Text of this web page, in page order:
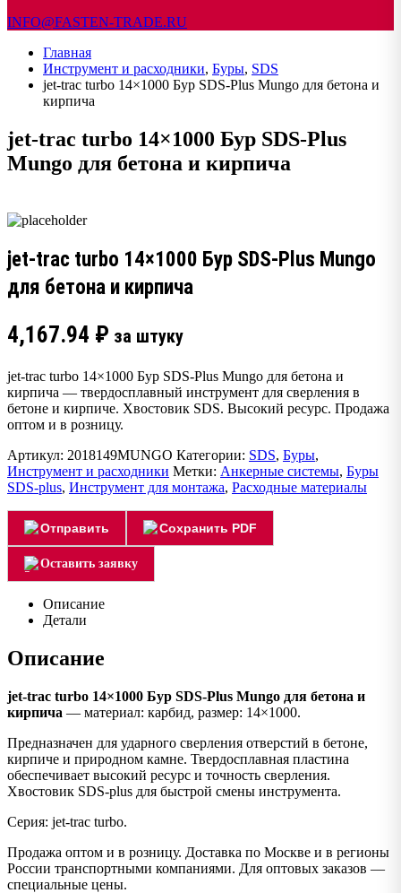
INFO@FASTEN-TRADE.RU
Главная
Инструмент и расходники, Буры, SDS
jet-trac turbo 14×1000 Бур SDS-Plus Mungo для бетона и
кирпича
jet-trac turbo 14×1000 Бур SDS-Plus
Mungo для бетона и кирпича
jet-trac turbo 14×1000 Бур SDS-Plus Mungo
для бетона и кирпича
4,167.94 ₽ за штуку
jet-trac turbo 14×1000 Бур SDS-Plus Mungo для бетона и
кирпича — твердосплавный инструмент для сверления в
бетоне и кирпиче. Хвостовик SDS. Высокий ресурс. Продажа
оптом и в розницу.
Артикул: 2018149MUNGO Категории: SDS, Буры,
Инструмент и расходники Метки: Анкерные системы, Буры
SDS-plus, Инструмент для монтажа, Расходные материалы
Отправить Сохранить PDF
Оставить заявку
Описание
Детали
Описание
jet-trac turbo 14×1000 Бур SDS-Plus Mungo для бетона и
кирпича — материал: карбид, размер: 14×1000.
Предназначен для ударного сверления отверстий в бетоне,
кирпиче и природном камне. Твердосплавная пластина
обеспечивает высокий ресурс и точность сверления.
Хвостовик SDS-plus для быстрой смены инструмента.
Серия: jet-trac turbo.
Продажа оптом и в розницу. Доставка по Москве и в регионы
России транспортными компаниями. Для оптовых заказов —
специальные цены.